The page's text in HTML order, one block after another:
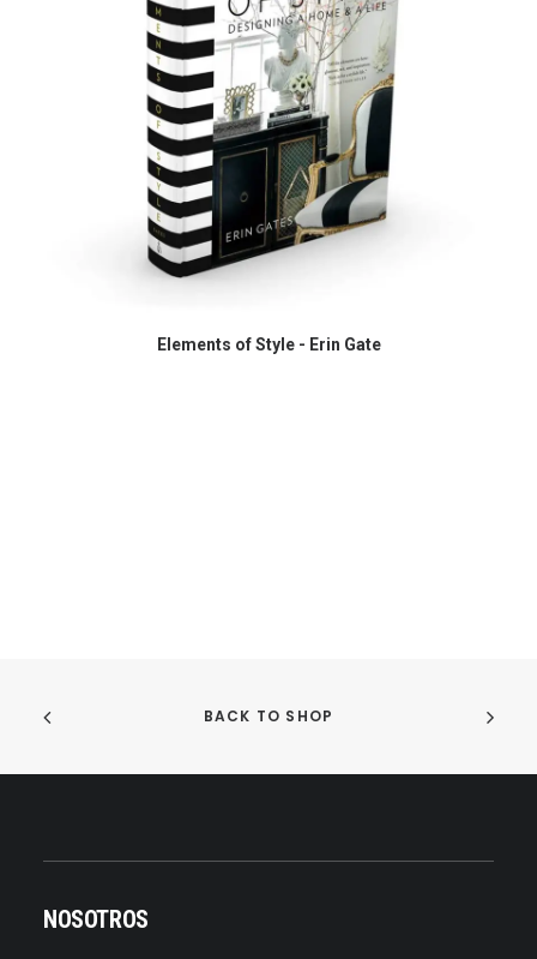
COMPRAR EN AMAZON
Elements of Style - Erin Gate
BACK TO SHOP
NOSOTROS